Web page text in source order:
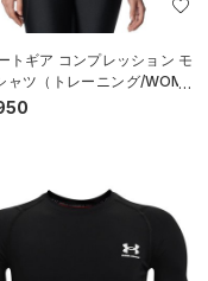
トギア コンプレッション モ
ャツ（トレーニング/WOME